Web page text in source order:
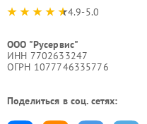
4.9-5.0
ООО "Русервис"
ИНН 7702633247
ОГРН 1077746335776
Поделиться в соц. сетях: